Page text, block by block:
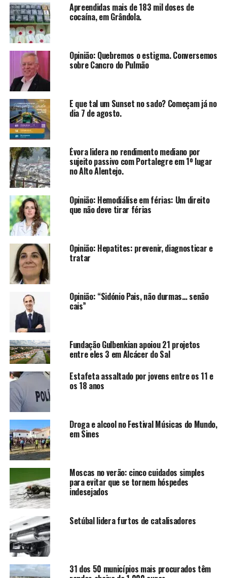
Apreendidas mais de 183 mil doses de
cocaína, em Grândola.
Opinião: Quebremos o estigma. Conversemos
sobre Cancro do Pulmão
E que tal um Sunset no sado? Começam já no
dia 7 de agosto.
Évora lidera no rendimento mediano por
sujeito passivo com Portalegre em 1º lugar
no Alto Alentejo.
Opinião: Hemodiálise em férias: Um direito
que não deve tirar férias
Opinião: Hepatites: prevenir, diagnosticar e
tratar
Opinião: “Sidónio Pais, não durmas… senão
cais”
Fundação Gulbenkian apoiou 21 projetos
entre eles 3 em Alcácer do Sal
Estafeta assaltado por jovens entre os 11 e
os 18 anos
Droga e alcool no Festival Músicas do Mundo,
em Sines
Moscas no verão: cinco cuidados simples
para evitar que se tornem hóspedes
indesejados
Setúbal lidera furtos de catalisadores
31 dos 50 municípios mais procurados têm